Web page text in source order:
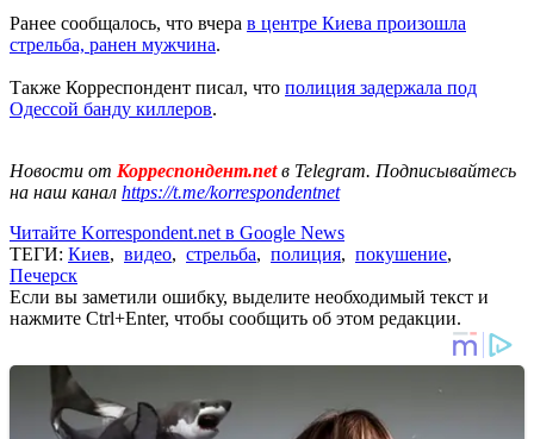
Ранее сообщалось, что вчера в центре Киева произошла
стрельба, ранен мужчина.
Также Корреспондент писал, что полиция задержала под
Одессой банду киллеров.
Новости от Корреспондент.netв Telegram. Подписывайтесь
на наш канал https://t.me/korrespondentnet
Читайте Korrespondent.net в Google News
ТЕГИ: Киев, видео, стрельба, полиция, покушение,
Печерск
Если вы заметили ошибку, выделите необходимый текст и
нажмите Ctrl+Enter, чтобы сообщить об этом редакции.